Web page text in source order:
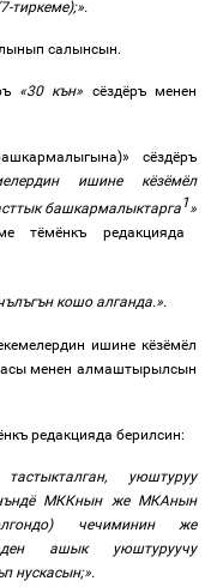
тиркеме);».
салынсын.
«30 кън» сёздёръ менен
)» сёздёръ
ишине кёзёмёл
башкармалыктарга1»
тёмёнкъ редакцияда
кошо алганда.».
ишине кёзёмёл
менен алмаштырылсын
редакцияда берилсин:
тастыкталган, уюштуруу
МККнын же
МКАнын
) чечиминин
же
ашык
уюштуруучу
нускасын;».